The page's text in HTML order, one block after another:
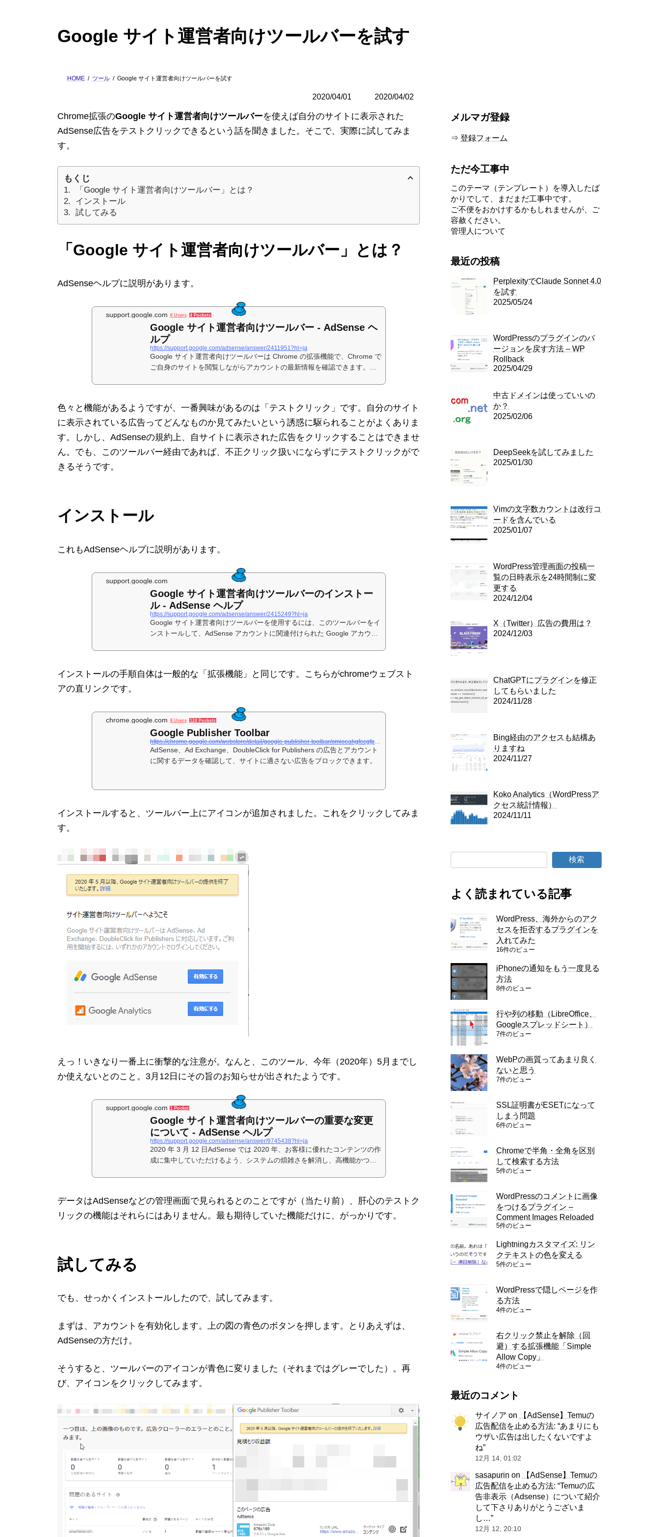
Google サイト運営者向けツールバーを試す
HOME ツール Google サイト運営者向けツールバーを試す
2020/04/01
最
更
新
日
2020/04/02
Chrome拡張のGoogle サイト運営者向けツールバーを使えば自分のサイトに表示された
AdSense広告をテストクリックできるという話を聞きました。そこで、実際に試してみま
す。
もくじ
「Google サイト運営者向けツールバー」とは？
インストール
試してみる
「Google サイト運営者向けツールバー」とは？
AdSenseヘルプに説明があります。
support.google.com 6 Users 4 Pockets
Google サイト運営者向けツールバー - AdSense ヘ
ルプ
https://support.google.com/adsense/answer/2411951?hl=ja
Google サイト運営者向けツールバーは Chrome の拡張機能で、Chrome で
ご自身のサイトを閲覧しながらアカウントの最新情報を確認できます。ロ
色々と機能があるようですが、一番興味があるのは「テストクリック」です。自分のサイト
に表示されている広告ってどんなものか見てみたいという誘惑に駆られることがよくありま
す。しかし、AdSenseの規約上、自サイトに表示された広告をクリックすることはできませ
ん。でも、このツールバー経由であれば、不正クリック扱いにならずにテストクリックがで
きるそうです。
インストール
これもAdSenseヘルプに説明があります。
support.google.com
Google サイト運営者向けツールバーのインストー
ル - AdSense ヘルプ
https://support.google.com/adsense/answer/2415249?hl=ja
Google サイト運営者向けツールバーを使用するには、このツールバーをイ
ンストールして、AdSense アカウントに関連付けられた Google アカウン
インストールの手順自体は一般的な「拡張機能」と同じです。こちらがchromeウェブスト
アの直リンクです。
chrome.google.com 8 Users 124 Pockets
Google Publisher Toolbar
https://chrome.google.com/webstore/detail/google-publisher-toolbar/omioeahgfecgfpfldejlnideemfidnkc
AdSense、Ad Exchange、DoubleClick for Publishers の広告とアカウント
に関するデータを確認して、サイトに適さない広告をブロックできます。
インストールすると、ツールバー上にアイコンが追加されました。これをクリックしてみま
す。
えっ！いきなり一番上に衝撃的な注意が。なんと、このツール、今年（2020年）5月までし
か使えないとのこと。3月12日にその旨のお知らせが出されたようです。
support.google.com 1 Pocket
Google サイト運営者向けツールバーの重要な変更
について - AdSense ヘルプ
https://support.google.com/adsense/answer/9745438?hl=ja
2020 年 3 月 12 日AdSense では 2020 年、お客様に優れたコンテンツの作
成に集中していただけるよう、システムの煩雑さを解消し、高機能かつシ
データはAdSenseなどの管理画面で見られるとのことですが（当たり前）、肝心のテストク
リックの機能はそれらにはありません。最も期待していた機能だけに、がっかりです。
試してみる
でも、せっかくインストールしたので、試してみます。
まずは、アカウントを有効化します。上の図の青色のボタンを押します。とりあえずは、
AdSenseの方だけ。
そうすると、ツールバーのアイコンが青色に変りました（それまではグレーでした）。再
び、アイコンをクリックしてみます。
メルマガ登録
⇒登録フォーム
ただ今工事中
このテーマ（テンプレート）を導入したば
かりでして、まだまだ工事中です。
ご不便をおかけするかもしれませんが、ご
容赦ください。
管理人について
最近の投稿
PerplexityでClaude Sonnet 4.0
を試す
2025/05/24
WordPressのプラグインのバ
ージョンを戻す方法 – WP
Rollback
2025/04/29
中古ドメインは使っていいの
か？
2025/02/06
DeepSeekを試してみました
2025/01/30
Vimの文字数カウントは改行コ
ードを含んでいる
2025/01/07
WordPress管理画面の投稿一
覧の日時表示を24時間制に変
更する
2024/12/04
X（Twitter）広告の費用は？
2024/12/03
ChatGPTにプラグインを修正
してもらいました
2024/11/28
Bing経由のアクセスも結構あ
りますね
2024/11/27
Koko Analytics（WordPressア
クセス統計情報）
2024/11/11
検索
よく読まれている記事
WordPress、海外からのアク
セスを拒否するプラグインを
入れてみた
16件のビュー
iPhoneの通知をもう一度見る
方法
8件のビュー
行や列の移動（LibreOffice、
Googleスプレッドシート）
7件のビュー
WebPの画質ってあまり良く
ないと思う
7件のビュー
SSL証明書がESETになって
しまう問題
6件のビュー
Chromeで半角・全角を区別
して検索する方法
5件のビュー
WordPressのコメントに画像
をつけるプラグイン –
Comment Images Reloaded
5件のビュー
Lightningカスタマイズ: リン
クテキストの色を変える
5件のビュー
WordPressで隠しページを作
る方法
4件のビュー
右クリック禁止を解除（回
避）する拡張機能「Simple
Allow Copy」
4件のビュー
最近のコメント
サイノア on
【AdSense】Temuの
広告配信を止める方法: “あまりにも
ウザい広告は出したくないですよ
ね”
12月 14, 01:02
sasapurin on
【AdSense】Temuの
広告配信を止める方法: “Temuの広
告非表示（Adsense）について紹介
して下さりありがとうございま
し…”
12月 12, 20:10